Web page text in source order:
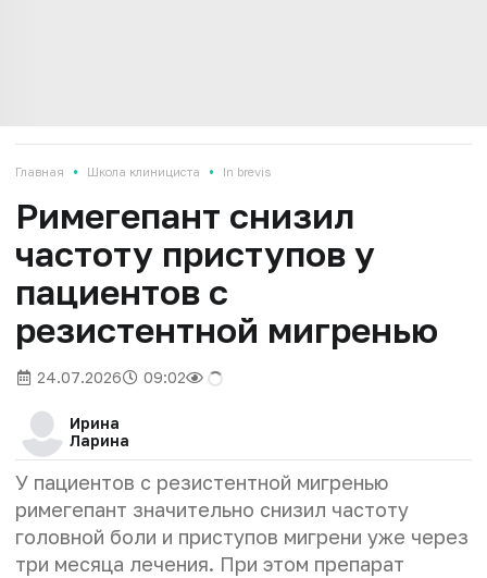
Главная • Школа клинициста • In brevis
Римегепант снизил
частоту приступов у
пациентов с
резистентной мигренью
24.07.2026 09:02
Ирина
Ларина
У пациентов с резистентной мигренью
римегепант значительно снизил частоту
головной боли и приступов мигрени уже через
три месяца лечения. При этом препарат